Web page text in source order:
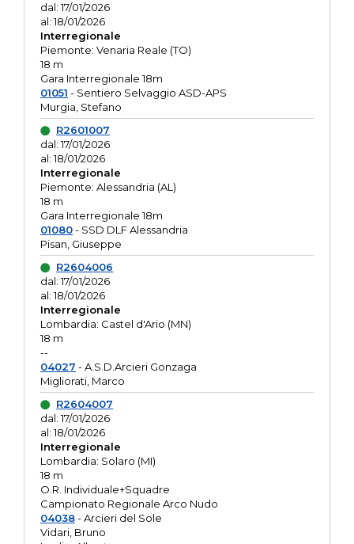
dal: 17/01/2026
al: 18/01/2026
Interregionale
Piemonte: Venaria Reale (TO)
18 m
Gara Interregionale 18m
01051 - Sentiero Selvaggio ASD-APS
Murgia, Stefano
R2601007
dal: 17/01/2026
al: 18/01/2026
Interregionale
Piemonte: Alessandria (AL)
18 m
Gara Interregionale 18m
01080- SSD DLF Alessandria
Pisan, Giuseppe
R2604006
dal: 17/01/2026
al: 18/01/2026
Interregionale
Lombardia: Castel d'Ario (MN)
18 m
--
04027 - A.S.D.Arcieri Gonzaga
Migliorati, Marco
R2604007
dal: 17/01/2026
al: 18/01/2026
Interregionale
Lombardia: Solaro (MI)
18 m
O.R. Individuale+Squadre
Campionato Regionale Arco Nudo
04038- Arcieri del Sole
Vidari, Bruno